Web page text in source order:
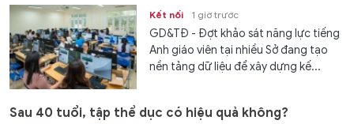
Kết nối 1 giờ trước
GD&TĐ - Đợt khảo sát năng lực tiếng
Anh giáo viên tại nhiều Sở đang tạo
nền tảng dữ liệu để xây dựng kế...
Sau 40 tuổi, tập thể dục có hiệu quả không?